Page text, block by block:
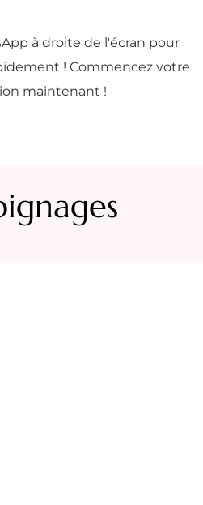
à droite de l'écran pour
! Commencez votre
maintenant !